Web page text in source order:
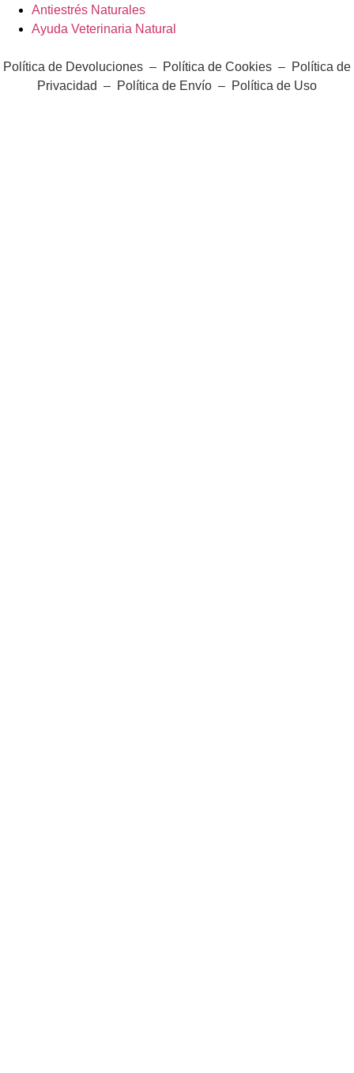
Antiestrés Naturales
Ayuda Veterinaria Natural
Política de Devoluciones – Política de Cookies – Política de
Privacidad – Política de Envío – Política de Uso